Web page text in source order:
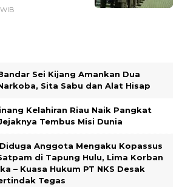
Sei Kijang Amankan Dua
Sita Sabu dan Alat Hisap
Kelahiran Riau Naik Pangkat
Tembus Misi Dunia
Anggota Mengaku Kopassus
di Tapung Hulu, Lima Korban
– Kuasa Hukum PT NKS Desak
Tegas